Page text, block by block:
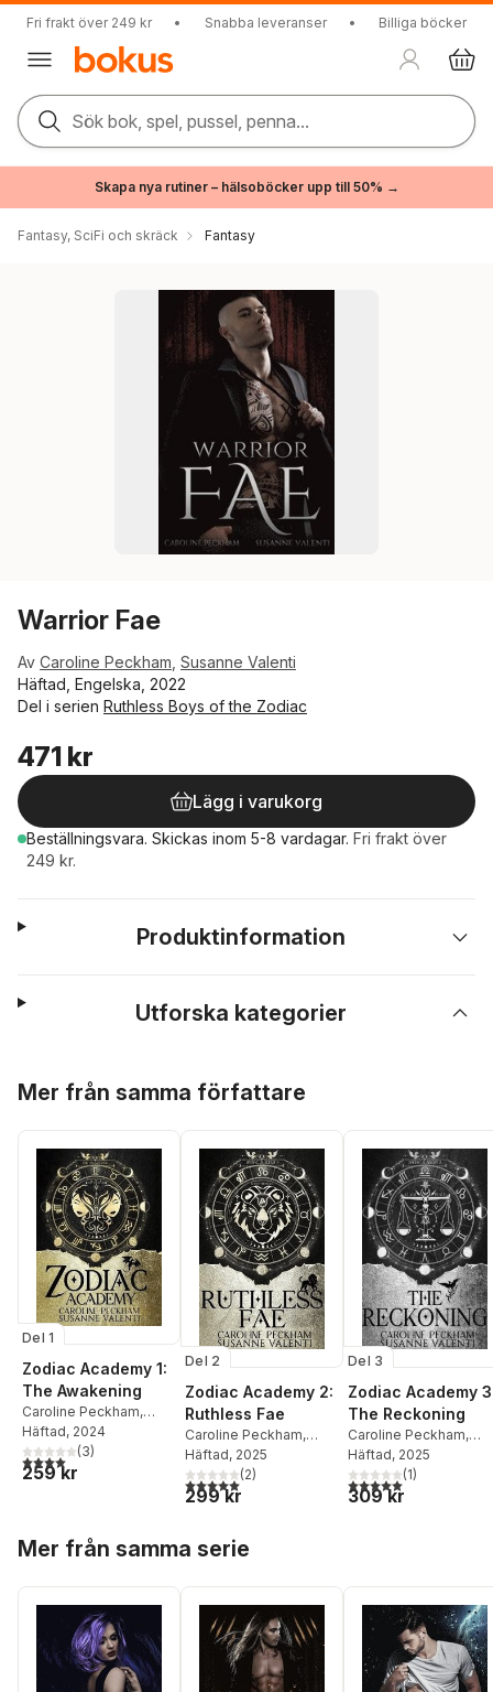
Fri frakt över 249 kr • Snabba leveranser • Billiga böcker
Sök bok, spel, pussel, penna...
Skapa nya rutiner – hälsoböcker upp till 50% →
Fantasy, SciFi och skräck Fantasy
Warrior Fae
Av Caroline Peckham Susanne Valenti
Häftad, Engelska, 2022
Del i serien Ruthless Boys of the Zodiac
471 kr
Lägg i varukorg
Beställningsvara. Skickas inom 5-8 vardagar. Fri frakt över
249 kr.
Produktinformation
Utforska kategorier
Mer från samma författare
Del 1
Zodiac Academy 1:
The Awakening
Caroline Peckham,
Susanne Valenti
Häftad, 2024
4,0utav 5 stjärnor. Totalt antal röster:
(3)
259 kr
Del 2
Zodiac Academy 2:
Ruthless Fae
Caroline Peckham,
Susanne Valenti
Häftad, 2025
5,0utav 5 stjärnor. Totalt antal röster:
(2)
299 kr
Del 3
Zodiac Academy
The Reckoning
Caroline Peckham,
Peckham,Valenti
Häftad, 2025
5,0utav 5 stjärnor.
(1)
309 kr
Mer från samma serie